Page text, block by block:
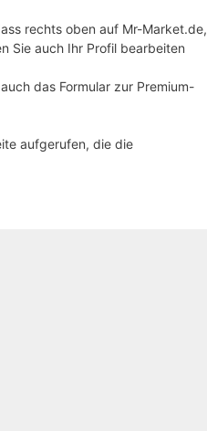
rechts oben auf Mr-Market.de,
Sie auch Ihr Profil bearbeiten
das Formular zur Premium-
aufgerufen, die die